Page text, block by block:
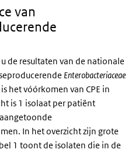
van
de resultaten van de nationale
Enterobacteriaceae
het vóórkomen van CPE in
is 1 isolaat per patiënt
In het overzicht zijn grote
1 toont de isolaten die in de